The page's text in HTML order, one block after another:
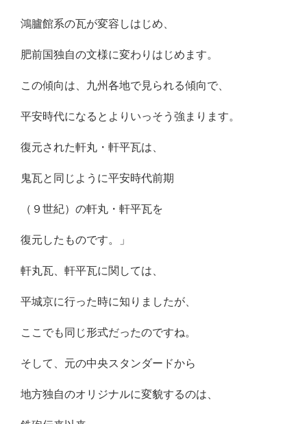
鴻臚館系の瓦が変容しはじめ、
肥前国独自の文様に変わりはじめます。
この傾向は、九州各地で見られる傾向で、
平安時代になるとよりいっそう強まります。
復元された軒丸・軒平瓦は、
鬼瓦と同じように平安時代前期
（９世紀）の軒丸・軒平瓦を
復元したものです。」
軒丸瓦、軒平瓦に関しては、
平城京に行った時に知りましたが、
ここでも同じ形式だったのですね。
そして、元の中央スタンダードから
地方独自のオリジナルに変貌するのは、